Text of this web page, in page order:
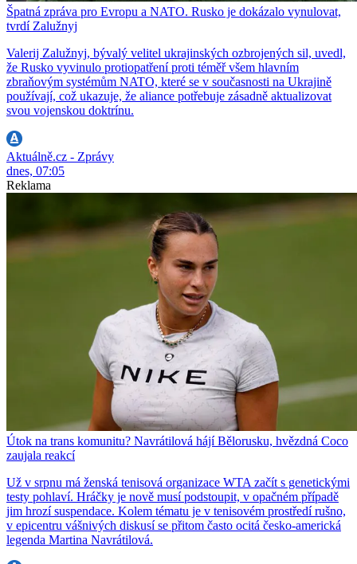
Špatná zpráva pro Evropu a NATO. Rusko je dokázalo vynulovat,
tvrdí Zalužnyj
Valerij Zalužnyj, bývalý velitel ukrajinských ozbrojených sil, uvedl,
že Rusko vyvinulo protiopatření proti téměř všem hlavním
zbraňovým systémům NATO, které se v současnosti na Ukrajině
používají, což ukazuje, že aliance potřebuje zásadně aktualizovat
svou vojenskou doktrínu.
Aktuálně.cz - Zprávy
dnes, 07:05
Reklama
Útok na trans komunitu? Navrátilová hájí Bělorusku, hvězdná Coco
zaujala reakcí
Už v srpnu má ženská tenisová organizace WTA začít s genetickými
testy pohlaví. Hráčky je nově musí podstoupit, v opačném případě
jim hrozí suspendace. Kolem tématu je v tenisovém prostředí rušno,
v epicentru vášnivých diskusí se přitom často ocitá česko-americká
legenda Martina Navrátilová.